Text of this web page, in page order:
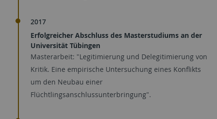
2017
Erfolgreicher Abschluss des Masterstudiums an der
Universität Tübingen
Masterarbeit: "Legitimierung und Delegitimierung von
Kritik. Eine empirische Untersuchung eines Konflikts
um den Neubau einer
Flüchtlingsanschlussunterbringung".